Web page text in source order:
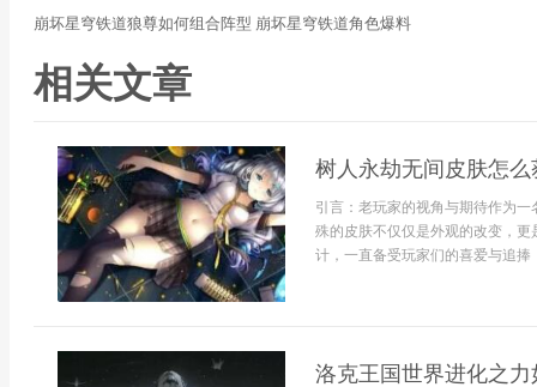
崩坏星穹铁道狼尊如何组合阵型 崩坏星穹铁道角色爆料
相关文章
树人永劫无间皮肤怎
引言：老玩家的视角与期待作为
殊的皮肤不仅仅是外观的改变，
计，一直备受玩家们的喜爱与追捧
洛克王国世界进化之